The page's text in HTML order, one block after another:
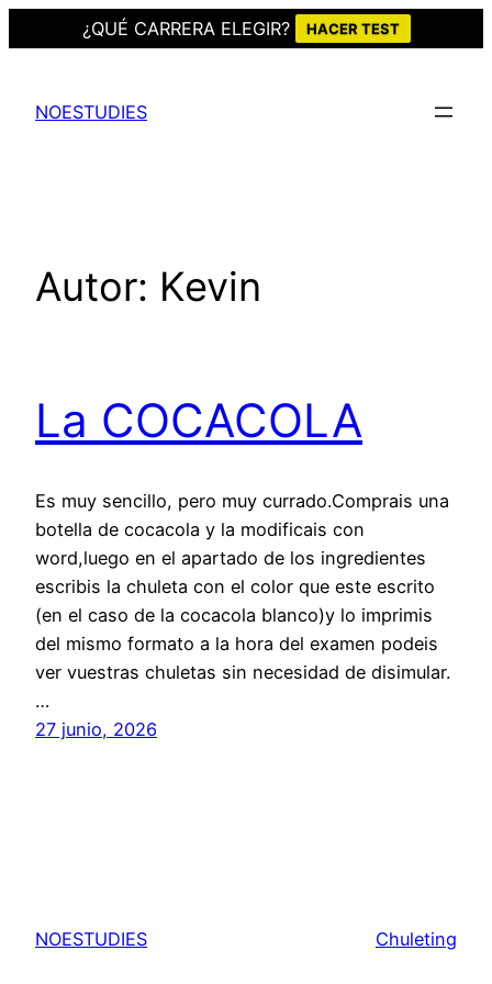
¿QUÉ CARRERA ELEGIR? HACER TEST
contenido
NOESTUDIES
Autor: Kevin
La COCACOLA
Es muy sencillo, pero muy currado.Comprais una
botella de cocacola y la modificais con
word,luego en el apartado de los ingredientes
escribis la chuleta con el color que este escrito
(en el caso de la cocacola blanco)y lo imprimis
del mismo formato a la hora del examen podeis
ver vuestras chuletas sin necesidad de disimular.
…
27 junio, 2026
NOESTUDIES Chuleting